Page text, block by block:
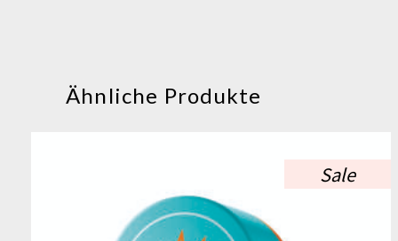
Ähnliche Produkte
Sale